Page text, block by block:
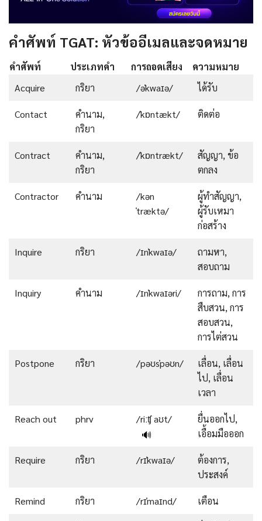
คำศัพท์ TGAT: หัวข้ออีเมลและจดหมาย
คำศัพท์ ประเภทคำ การถอดเสียง
ความหมาย
Acquire
กริยา /əˈkwaɪə/ ได้รับ
Contact
คำนาม,
กริยา
/ˈkɒntækt/ ติดต่อ
Contract
คำนาม,
กริยา
/ˈkɒntrækt/
สัญญา, ข้อ
ตกลง
Contractor คำนาม
/kən
ˈtræktə/
ผู้ทำสัญญา,
ผู้รับเหมา
ก่อสร้าง
Inquire กริยา /ɪnˈkwaɪə/
ถามหา,
สอบถาม
Inquiry คำนาม /ɪnˈkwaɪəri/
การถาม, การ
สืบสวน, การ
สอบสวน,
การไต่สวน
Postpone กริยา /pəʊsˈpəʊn/
เลื่อน, เลื่อน
ไป, เลื่อน
เวลา
Reach out phrv
/riːʧ aʊt/
🔊
ยื่นออกไป,
เอื้อมมือออก
Require กริยา /rɪˈkwaɪə/
ต้องการ,
ประสงค์
Remind กริยา /rɪˈmaɪnd/ เตือน